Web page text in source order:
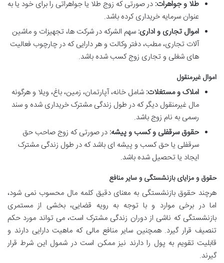
طلا و جواهرات: در صورتی که زوج طلا یا جواهراتی را برای خود یا به
عنوان سرمایه خریداری کرده باشد.
اموال تجاری و اداری: سهم الشرکه در شرکت ها، تجهیزات و ماشین
آلات تجاری، مطب، دفتر وکالت و هر دارایی که در چارچوب فعالیت
های شغلی و تجاری زوج کسب شده باشد.
اموال غیرمنقول
املاک و مستغلات: شامل خانه، آپارتمان، زمین، باغ، ویلا و هرگونه
مال غیرمنقول دیگر که در طول زندگی مشترک خریداری شده و سند
رسمی به نام زوج باشد.
حقوق سرقفلی و کسب و پیشه: در صورتی که زوج صاحب حق
سرقفلی یا حق کسب و پیشه ای باشد که در طول زندگی مشترک
ایجاد یا تحصیل شده باشد.
حقوق و مزایای بازنشستگی و سایر منافع
هرچند حقوق بازنشستگی به معنای دقیق کلمه مال محسوب نمی شود،
اما در برخی موارد و با توجه به رویه قضایی، بخشی از مستمری
بازنشستگی که ناشی از دوران زندگی مشترک است، می تواند مورد حکم
تنصیف قرار گیرد. همچنین سایر منافع مالی که ماهیت دارایی دارند و
قابلیت تقویم به پول را دارند نیز ممکن است در شمول این شرط قرار
گیرند.